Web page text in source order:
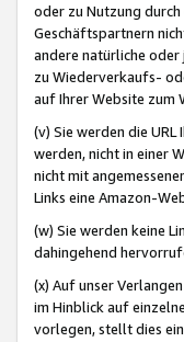
oder zu Nutzung
Geschäftspartnern
andere natürliche oder
zu Wiederverkaufs-
auf Ihrer Website zum
(v) Sie werden die
werden, nicht in einer
nicht mit
Links eine Amazon-
(w) Sie werden keine
dahingehend
(x) Auf unser
im Hinblick auf
vorlegen, stellt dies